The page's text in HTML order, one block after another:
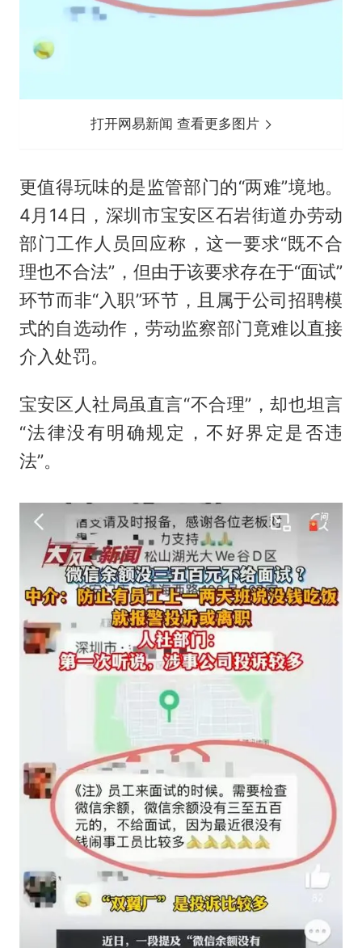
打开网易新闻 查看更多图片
更值得玩味的是监管部门的“两难”境地。
4月14日，深圳市宝安区石岩街道办劳动
部门工作人员回应称，这一要求“既不合
理也不合法”，但由于该要求存在于“面试”
环节而非“入职”环节，且属于公司招聘模
式的自选动作，劳动监察部门竟难以直接
介入处罚。
宝安区人社局虽直言“不合理”，却也坦言
“法律没有明确规定，不好界定是否违
法”。